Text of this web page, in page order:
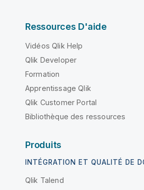
Ressources D'aide
Vidéos Qlik Help
Qlik Developer
Formation
Apprentissage Qlik
Qlik Customer Portal
Bibliothèque des ressources
Produits
INTÉGRATION ET QUALITÉ DE
Qlik Talend